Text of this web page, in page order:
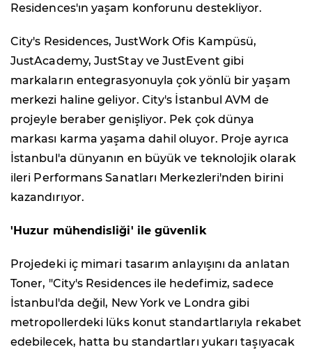
Residences'ın yaşam konforunu destekliyor.
City's Residences, JustWork Ofis Kampüsü,
JustAcademy, JustStay ve JustEvent gibi
markaların entegrasyonuyla çok yönlü bir yaşam
merkezi haline geliyor. City's İstanbul AVM de
projeyle beraber genişliyor. Pek çok dünya
markası karma yaşama dahil oluyor. Proje ayrıca
İstanbul'a dünyanın en büyük ve teknolojik olarak
ileri Performans Sanatları Merkezleri'nden birini
kazandırıyor.
'Huzur mühendisliği' ile güvenlik
Projedeki iç mimari tasarım anlayışını da anlatan
Toner, "City's Residences ile hedefimiz, sadece
İstanbul'da değil, New York ve Londra gibi
metropollerdeki lüks konut standartlarıyla rekabet
edebilecek, hatta bu standartları yukarı taşıyacak